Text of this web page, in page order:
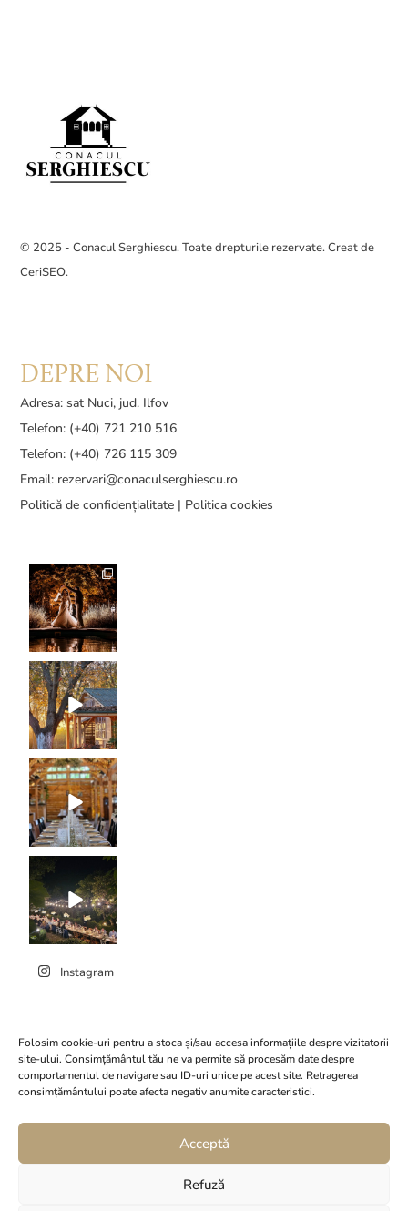
Folosim cookie-uri pentru a stoca și/sau accesa informațiile despre vizitatorii
site-ului. Consimțământul tău ne va permite să procesăm date despre
comportamentul de navigare sau ID-uri unice pe acest site. Retragerea
consimțământului poate afecta negativ anumite caracteristici.
Acceptă
Refuză
© 2025 - Conacul Serghiescu. Toate drepturile rezervate. Creat de
CeriSEO.
DEPRE NOI
Adresa: sat Nuci, jud. Ilfov
Telefon: (+40) 721 210 516
Telefon: (+40) 726 115 309
Email: rezervari@conaculserghiescu.ro
Politică de confidențialitate | Politica cookies
Instagram
Conacul Serghiescu
Dă clic pentru a accepta
cookie-urile marketing și